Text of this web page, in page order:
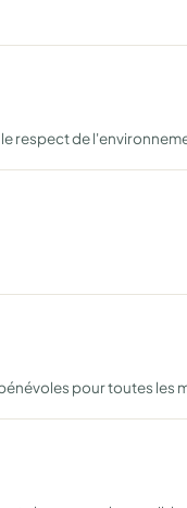
respect de
pour toutes les